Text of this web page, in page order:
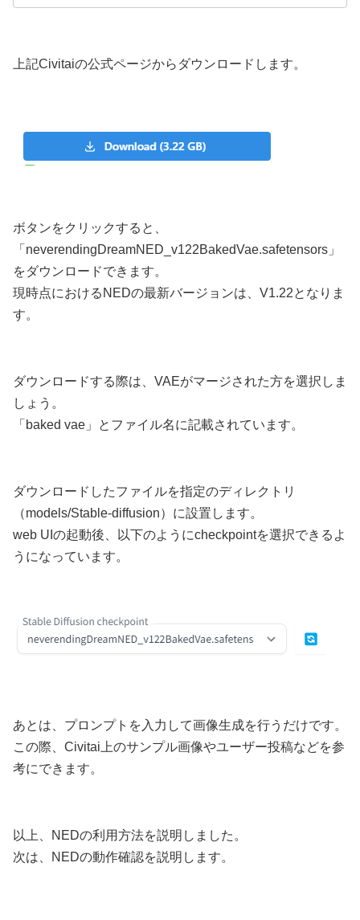
上記Civitaiの公式ページからダウンロードします。
ボタンをクリックすると、
「neverendingDreamNED_v122BakedVae.safetensors」
をダウンロードできます。
現時点におけるNEDの最新バージョンは、V1.22となりま
す。
ダウンロードする際は、VAEがマージされた方を選択しま
しょう。
「baked vae」とファイル名に記載されています。
ダウンロードしたファイルを指定のディレクトリ
（models/Stable-diffusion）に設置します。
web UIの起動後、以下のようにcheckpointを選択できるよ
うになっています。
あとは、プロンプトを入力して画像生成を行うだけです。
この際、Civitai上のサンプル画像やユーザー投稿などを参
考にできます。
以上、NEDの利用方法を説明しました。
次は、NEDの動作確認を説明します。